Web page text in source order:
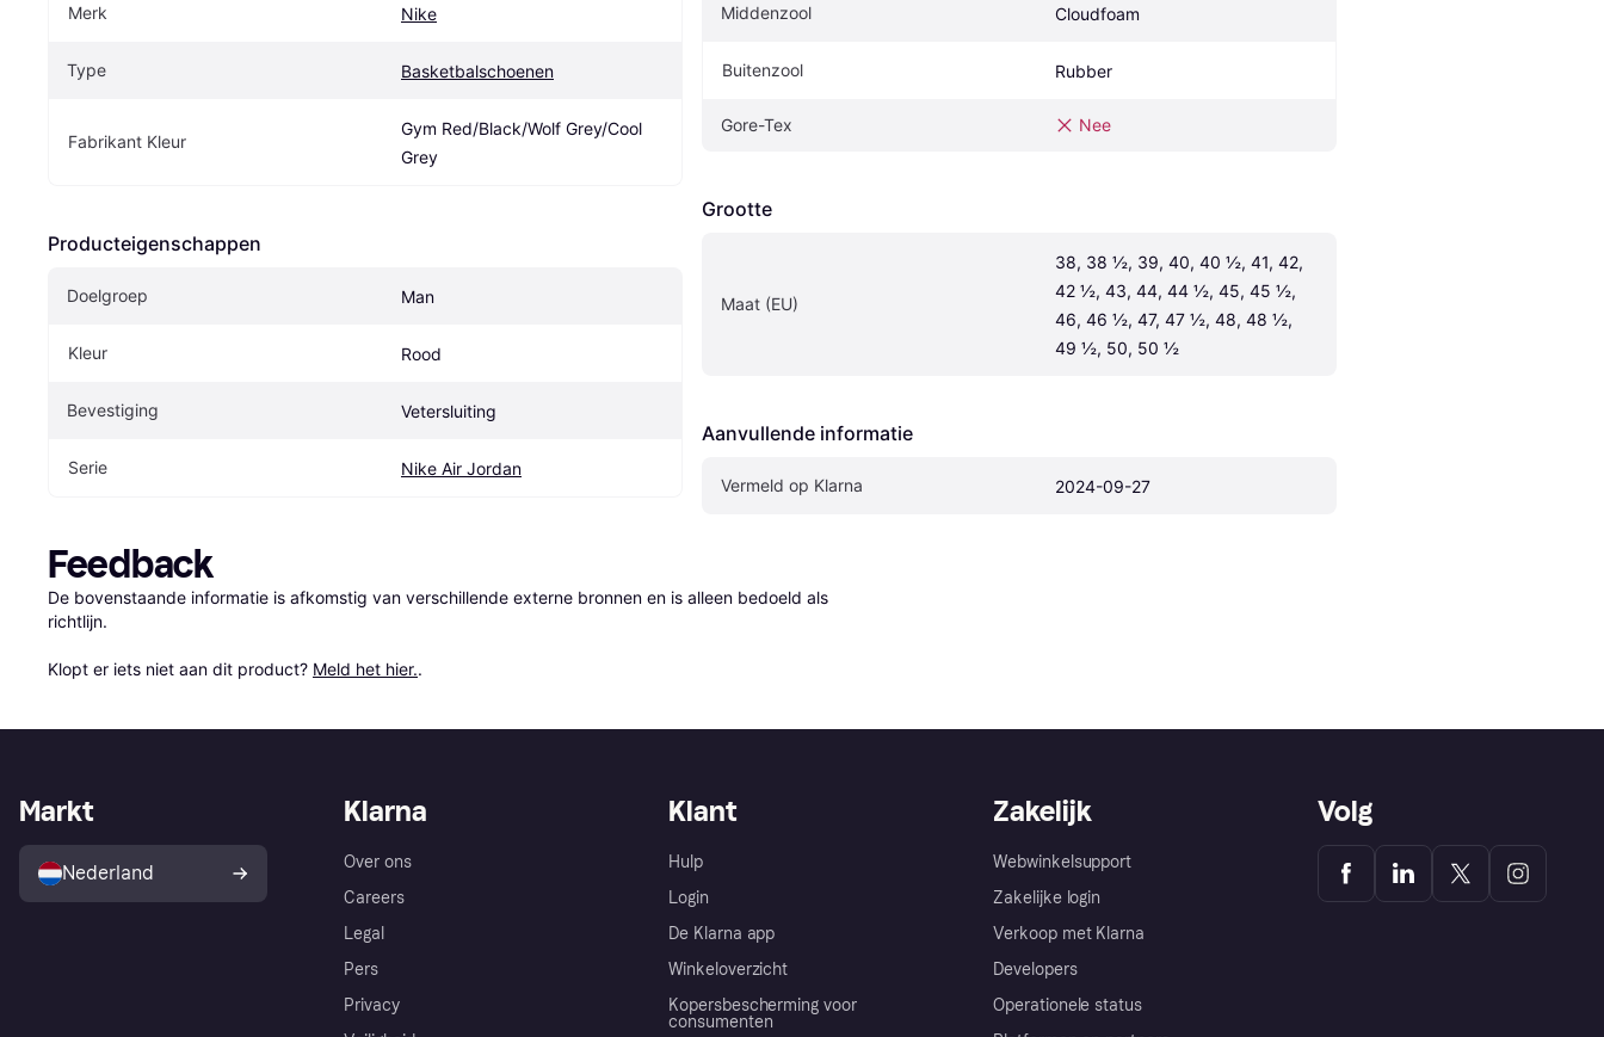
Merk Nike
Type Basketbalschoenen
Fabrikant Kleur
Gym Red/Black/Wolf Grey/Cool
Grey
Producteigenschappen
Doelgroep Man
Kleur Rood
Bevestiging Vetersluiting
Serie Nike Air Jordan
Middenzool Cloudfoam
Buitenzool Rubber
Gore-Tex Nee
Grootte
Maat (EU)
38, 38 ½, 39, 40, 40 ½, 41, 42,
42 ½, 43, 44, 44 ½, 45, 45 ½,
46, 46 ½, 47, 47 ½, 48, 48 ½,
49 ½, 50, 50 ½
Aanvullende informatie
Vermeld op Klarna 2024-09-27
Feedback
De bovenstaande informatie is afkomstig van verschillende externe bronnen en is alleen bedoeld als
richtlijn.
Klopt er iets niet aan dit product? Meld het hier..
Klarna
Over ons
Careers
Legal
Pers
Privacy
Klant
Hulp
Login
De Klarna app
Winkeloverzicht
Kopersbescherming voor
consumenten
Zakelijk
Webwinkelsupport
Zakelijke login
Verkoop met Klarna
Developers
Operationele status
Markt
Nederland
Volg